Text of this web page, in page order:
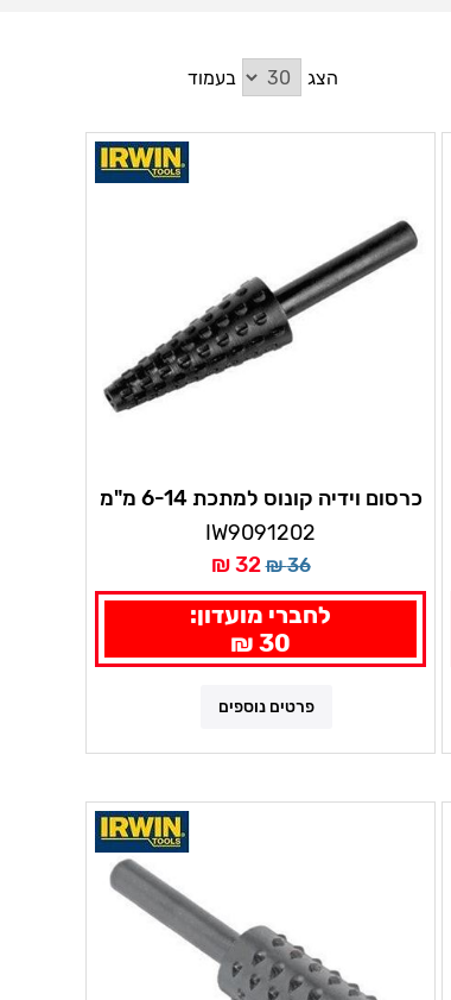
הצג בעמוד
כרסום וידיה קונוס למתכת 6-14 מ"מ
איריון
IW9091202
36 ₪
32 ₪
לחברי מועדון:
30 ₪
פרטים נוספים